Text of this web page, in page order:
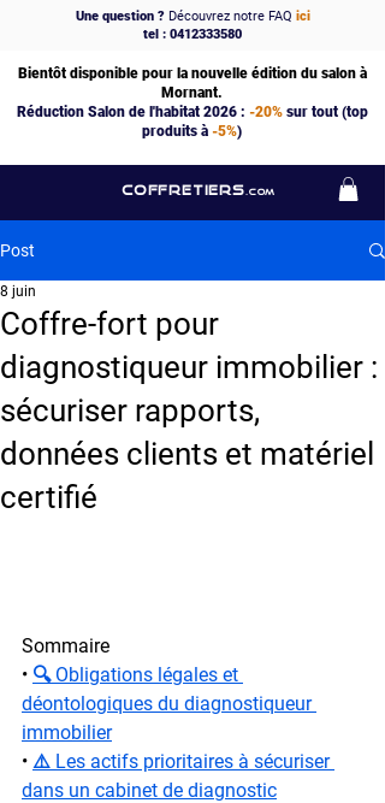
COFFRETIERS .COM
Une question ?Découvrez notre FAQ ici
tel : 0412333580
Bientôt disponible pour la nouvelle édition du salon à
Mornant.
Réduction Salon de l'habitat 2026 : -20%sur tout (top
produits à -5%)
Post
Coffre-fort pour
diagnostiqueur immobilier :
sécuriser rapports,
données clients et matériel
certifié
8 juin
Sommaire
• 🔍 Obligations légales et
déontologiques du diagnostiqueur
immobilier
• ⚠️ Les actifs prioritaires à sécuriser
dans un cabinet de diagnostic